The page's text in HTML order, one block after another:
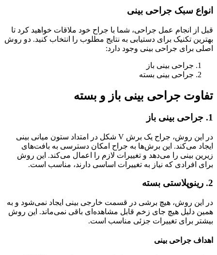
انواع سبک جراحی بینی
قبل از انجام عمل جراحی، شما با جراح خود ملاقات خواهید کرد تا
بهترین تکنیک برای دستیابی به نتایج مطلوب را انتخاب کنید. دو روش
اصلی برای جراحی بینی وجود دارد:
جراحی بینی باز
جراحی بینی بسته
تفاوت جراحی بینی باز و بسته
1. جراحی بینی باز
در این روش، جراح یک برش V شکل در امتداد ستون میانی بینی
ایجاد می‌کند. این برش‌ها به جراح امکان دسترسی به بافت‌های
زیرین بینی را می‌دهد و تغییرات لازم را اعمال می‌کند. این روش
برای افرادی که نیاز به تغییرات اساسی دارند، مناسب است.
2. رینوپلاستی بسته
در این روش، هیچ برشی در قسمت خارجی بینی ایجاد نمی‌شود و به
همین دلیل هیچ جای زخم قابل مشاهده‌ای باقی نمی‌ماند. این روش
بیشتر برای تغییرات جزئی مناسب است.
اهداف جراحی بینی